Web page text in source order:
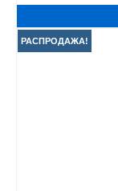
РАСПРОДАЖА!